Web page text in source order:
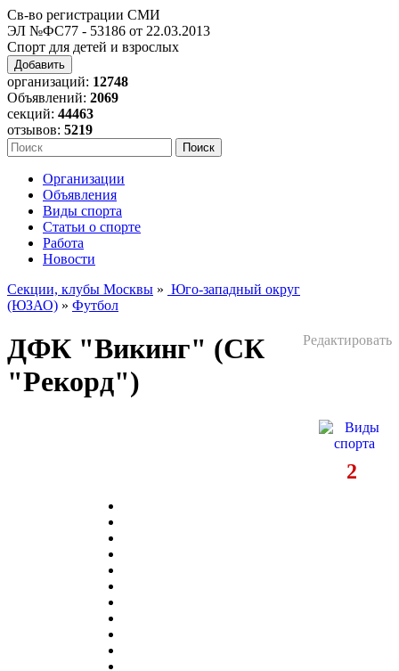
Св-во регистрации СМИ
ЭЛ №ФС77 - 53186 от 22.03.2013
Спорт для детей и взрослых
Добавить
организаций: 12748
Объявлений: 2069
секций: 44463
отзывов: 5219
Организации
Объявления
Виды спорта
Статьи о спорте
Работа
Новости
Секции, клубы Москвы » Юго-западный округ
(ЮЗАО) » Футбол
Редактировать
ДФК "Викинг" (СК
"Рекорд")
2